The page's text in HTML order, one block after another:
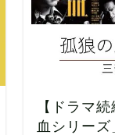
【ドラマ
血シリーズ